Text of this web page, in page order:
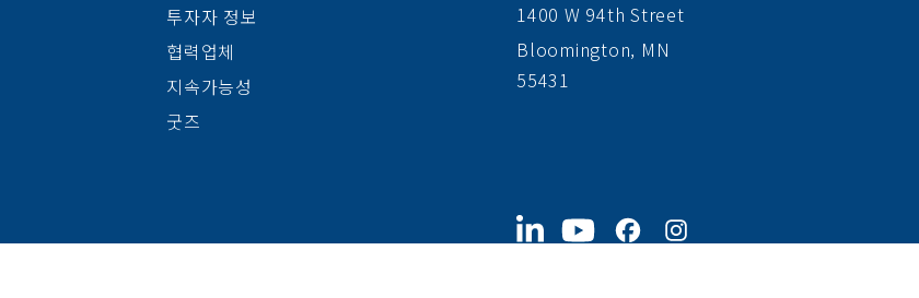
투자자 정보
협력업체
지속가능성
굿즈
1400 W 94th Street
Bloomington, MN
55431